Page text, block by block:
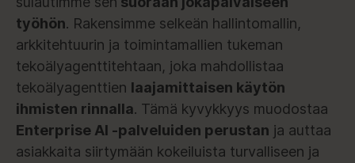
työhön. Rakensimme selkeän hallintomallin,
arkkitehtuurin ja toimintamallien tukeman
tekoälyagenttitehtaan, joka mahdollistaa
tekoälyagenttien laajamittaisen käytön
ihmisten rinnalla. Tämä kyvykkyys muodostaa
Enterprise AI -palveluiden perustan ja auttaa
asiakkaita siirtymään kokeiluista turvalliseen ja